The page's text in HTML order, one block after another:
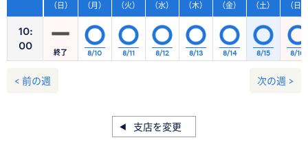
10:
00
（日） （月） （火） （水） （木） （金） （土）
終了 8/10 8/11 8/12 8/13 8/14 8/15
（日）
8/16
< 前の週 次の週 >
支店を変更